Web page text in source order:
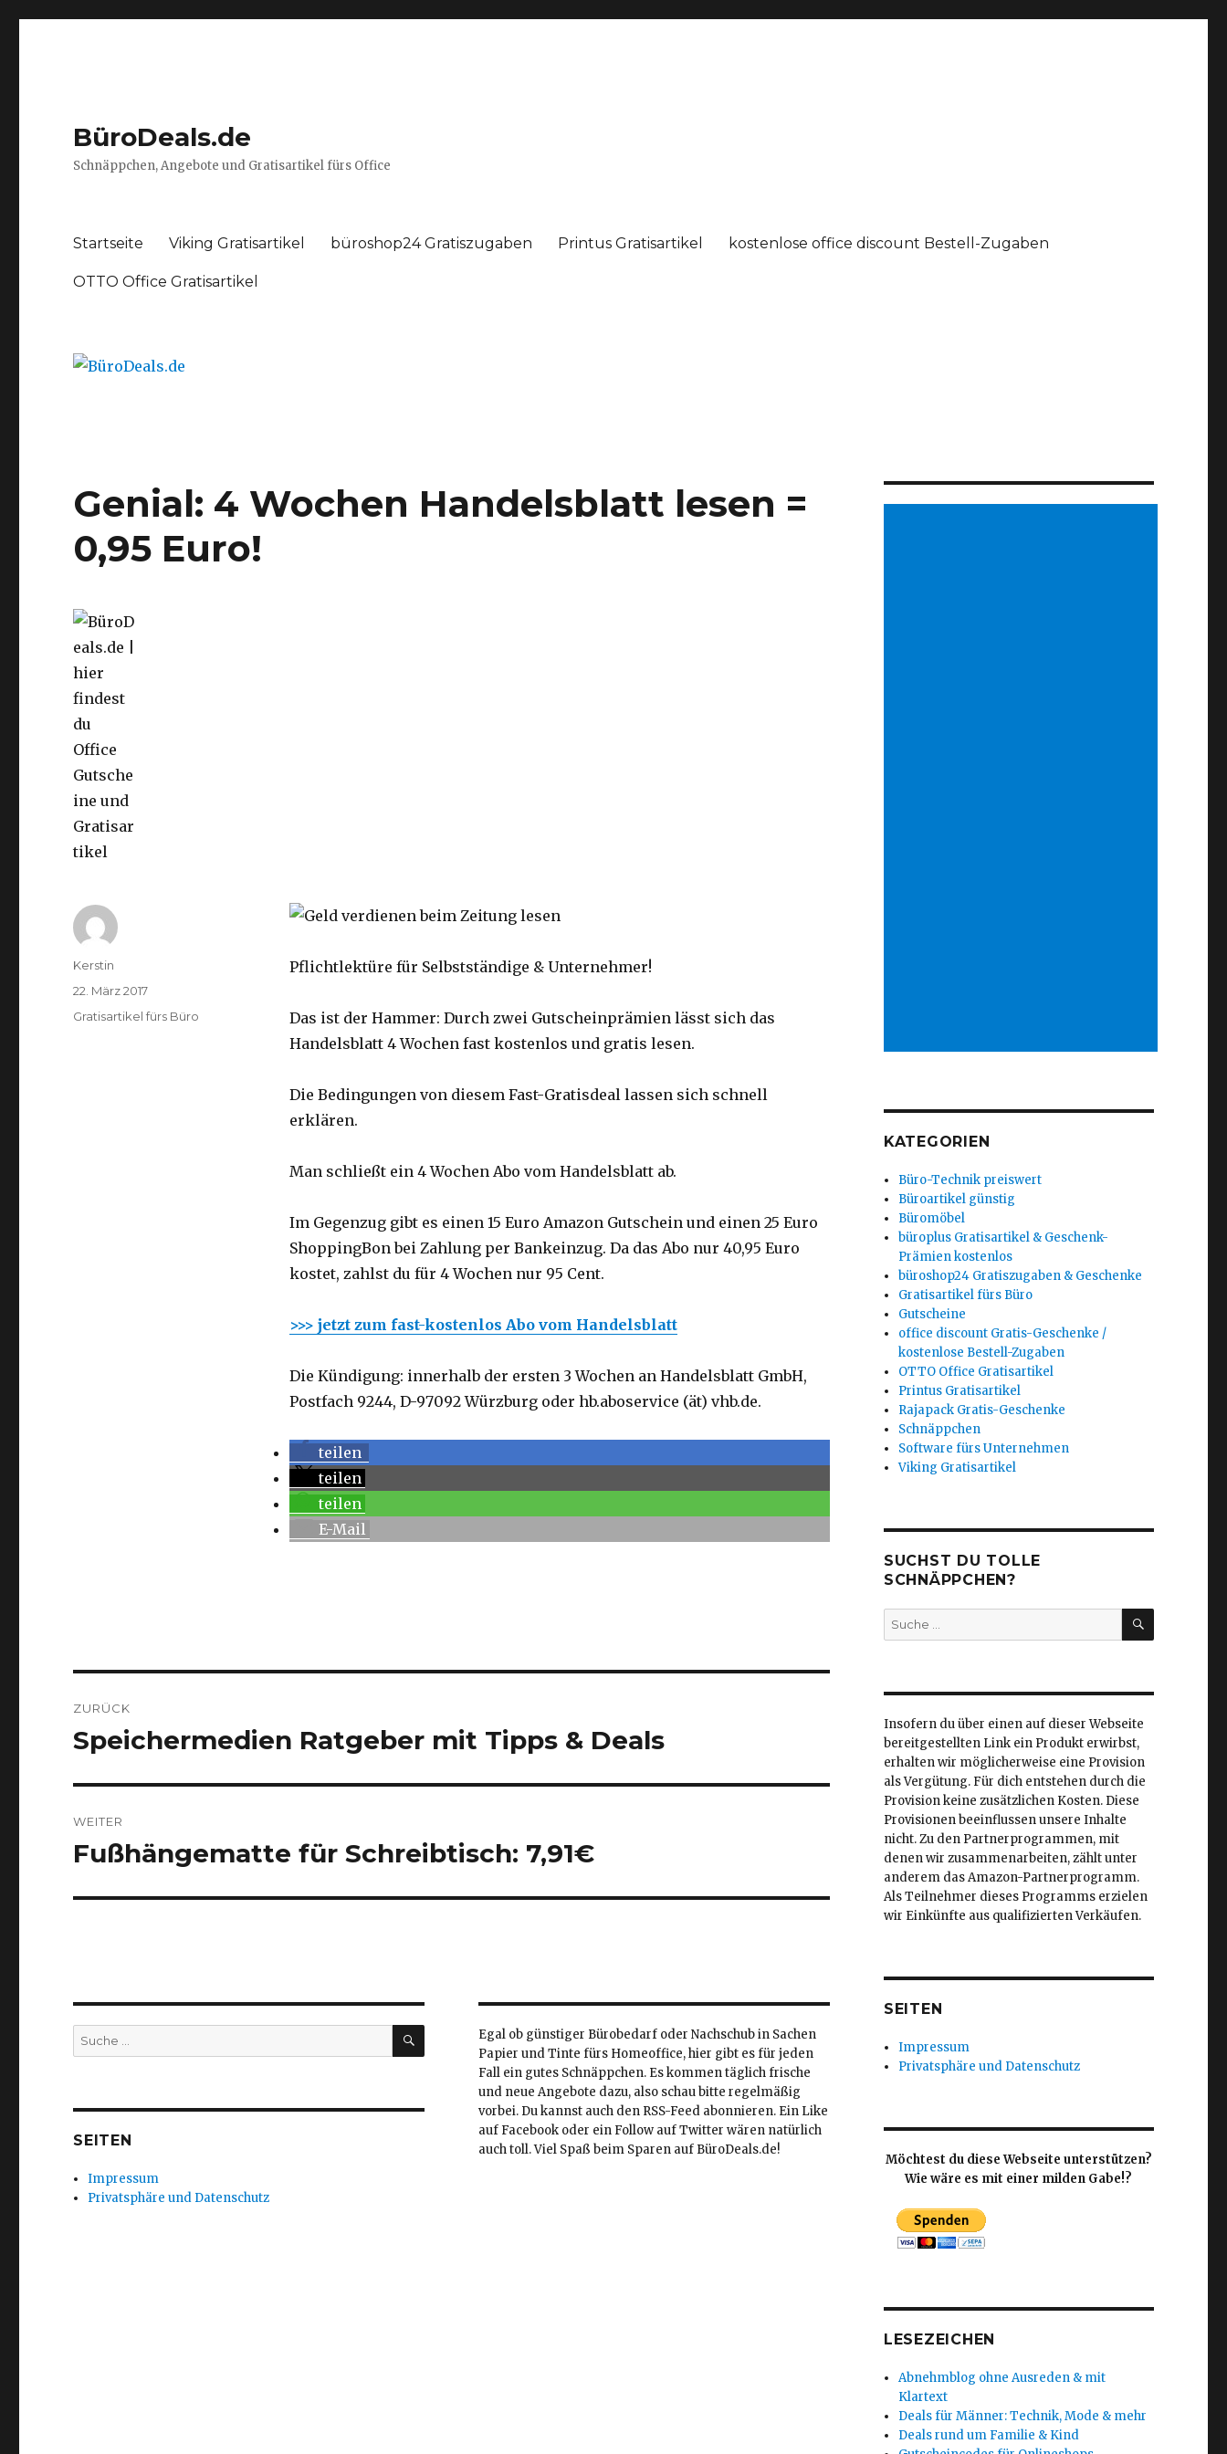
BüroDeals.de
Schnäppchen, Angebote und Gratisartikel fürs Office
Startseite Viking Gratisartikel büroshop24 Gratiszugaben Printus Gratisartikel kostenlose office discount Bestell-Zugaben
OTTO Office Gratisartikel
Genial: 4 Wochen Handelsblatt lesen =
0,95 Euro!
Pflichtlektüre für Selbstständige & Unternehmer!
Das ist der Hammer: Durch zwei Gutscheinprämien lässt sich das
Handelsblatt 4 Wochen fast kostenlos und gratis lesen.
Die Bedingungen von diesem Fast-Gratisdeal lassen sich schnell
erklären.
Man schließt ein 4 Wochen Abo vom Handelsblatt ab.
Im Gegenzug gibt es einen 15 Euro Amazon Gutschein und einen 25 Euro
ShoppingBon bei Zahlung per Bankeinzug. Da das Abo nur 40,95 Euro
kostet, zahlst du für 4 Wochen nur 95 Cent.
>>> jetzt zum fast-kostenlos Abo vom Handelsblatt
Die Kündigung: innerhalb der ersten 3 Wochen an Handelsblatt GmbH,
Postfach 9244, D-97092 Würzburg oder hb.aboservice (ät) vhb.de.
teilen
teilen
teilen
E-Mail
Autor
Kerstin
Veröffentlicht
am
22. März 2017
Kategorien
Gratisartikel fürs Büro
ZURÜCK
Vorheriger
Speichermedien Ratgeber mit Tipps & Deals
WEITER
Nächster
Fußhängematte für Schreibtisch: 7,91€
Suche
nach:
SUCHEN
SEITEN
Impressum
Privatsphäre und Datenschutz
Egal ob günstiger Bürobedarf oder Nachschub in Sachen
Papier und Tinte fürs Homeoffice, hier gibt es für jeden
Fall ein gutes Schnäppchen. Es kommen täglich frische
und neue Angebote dazu, also schau bitte regelmäßig
vorbei. Du kannst auch den RSS-Feed abonnieren. Ein Like
auf Facebook oder ein Follow auf Twitter wären natürlich
auch toll. Viel Spaß beim Sparen auf BüroDeals.de!
KATEGORIEN
Büro-Technik preiswert
Büroartikel günstig
Büromöbel
büroplus Gratisartikel & Geschenk-
Prämien kostenlos
büroshop24 Gratiszugaben & Geschenke
Gratisartikel fürs Büro
Gutscheine
office discount Gratis-Geschenke /
kostenlose Bestell-Zugaben
OTTO Office Gratisartikel
Printus Gratisartikel
Rajapack Gratis-Geschenke
Schnäppchen
Software fürs Unternehmen
Viking Gratisartikel
SUCHST DU TOLLE
SCHNÄPPCHEN?
Suche
nach:
SUCHEN
Insofern du über einen auf dieser Webseite
bereitgestellten Link ein Produkt erwirbst,
erhalten wir möglicherweise eine Provision
als Vergütung. Für dich entstehen durch die
Provision keine zusätzlichen Kosten. Diese
Provisionen beeinflussen unsere Inhalte
nicht. Zu den Partnerprogrammen, mit
denen wir zusammenarbeiten, zählt unter
anderem das Amazon-Partnerprogramm.
Als Teilnehmer dieses Programms erzielen
wir Einkünfte aus qualifizierten Verkäufen.
SEITEN
Impressum
Privatsphäre und Datenschutz
Möchtest du diese Webseite unterstützen?
Wie wäre es mit einer milden Gabe!?
LESEZEICHEN
Abnehmblog ohne Ausreden & mit
Klartext
Deals für Männer: Technik, Mode & mehr
Deals rund um Familie & Kind